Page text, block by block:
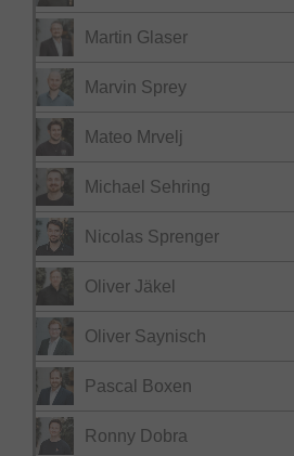
Martin Glaser
Marvin Sprey
Mateo Mrvelj
Michael Sehring
Nicolas Sprenger
Oliver Jäkel
Oliver Saynisch
Pascal Boxen
Ronny Dobra